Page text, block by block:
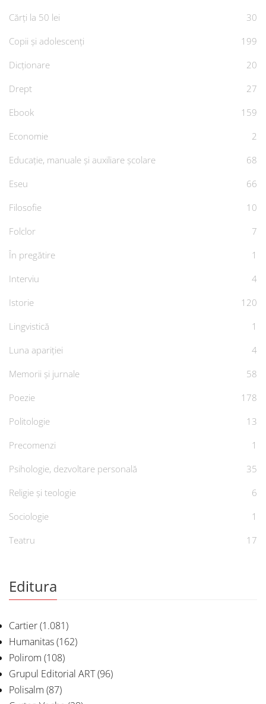
Cărți la 50 lei
30
Copii și adolescenți
199
Dicționare
20
Drept
27
Ebook
159
Economie
2
Educație, manuale și auxiliare școlare
68
Eseu
66
Filosofie
10
Folclor
7
În pregătire
1
Interviu
4
Istorie
120
Lingvistică
1
Luna apariției
4
Memorii și jurnale
58
Poezie
178
Politologie
13
Precomenzi
1
Psihologie, dezvoltare personală
35
Religie și teologie
6
Sociologie
1
Teatru
17
Editura
Cartier(1.081)
Humanitas(162)
Polirom (108)
Grupul Editorial ART(96)
Polisalm (87)